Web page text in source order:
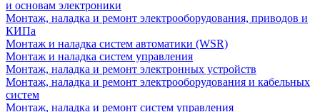
и основам электроники
Монтаж, наладка и ремонт электрооборудования, приводов и
КИПа
Монтаж и наладка систем автоматики (WSR)
Монтаж и наладка систем управления
Монтаж, наладка и ремонт электронных устройств
Монтаж, наладка и ремонт электрооборудования и кабельных
систем
Монтаж, наладка и ремонт систем управления